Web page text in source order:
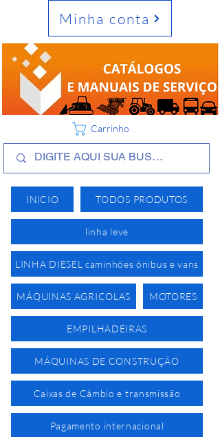
INíCIO TODOS PRODUTOS
linha leve
LINHA DIESEL caminhões ônibus e vans
MÁQUINAS AGRICOLAS MOTORES
EMPILHADEIRAS
MÁQUINAS DE CONSTRUÇÃO
Caixas de Câmbio e transmissão
Pagamento internacional
Minha conta
Carrinho